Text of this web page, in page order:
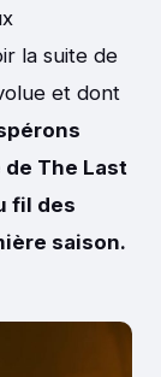
la suite de
et dont
de The Last
fil des
saison.